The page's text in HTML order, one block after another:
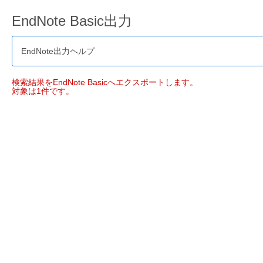
EndNote Basic出力
EndNote出力ヘルプ
検索結果をEndNote Basicへエクスポートします。
対象は1件です。